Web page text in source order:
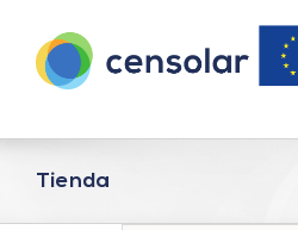
contenido
Tienda